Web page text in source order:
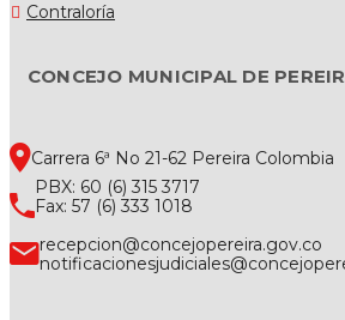
Contraloría
CONCEJO MUNICIPAL DE
Carrera 6ª No 21-62 Pereira Colombia
PBX: 60 (6) 315 3717
Fax: 57 (6) 333 1018
recepcion@concejopereira.gov.co